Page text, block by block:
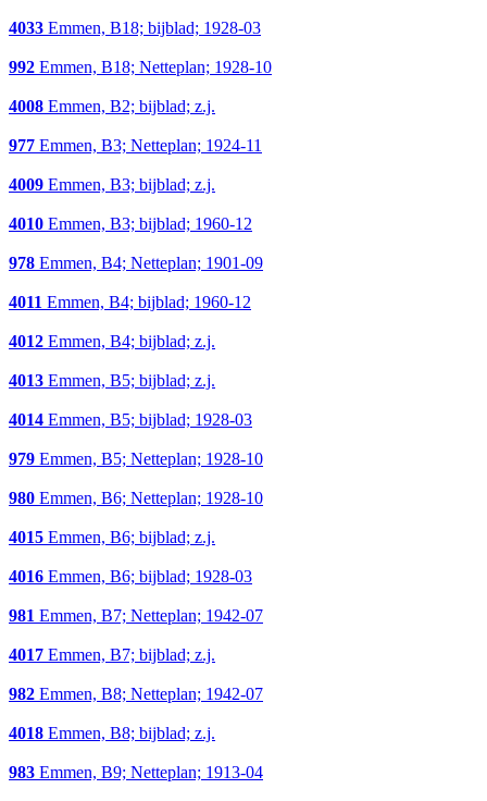
4033 Emmen, B18; bijblad; 1928-03
992 Emmen, B18; Netteplan; 1928-10
4008 Emmen, B2; bijblad; z.j.
977 Emmen, B3; Netteplan; 1924-11
4009 Emmen, B3; bijblad; z.j.
4010 Emmen, B3; bijblad; 1960-12
978 Emmen, B4; Netteplan; 1901-09
4011 Emmen, B4; bijblad; 1960-12
4012 Emmen, B4; bijblad; z.j.
4013 Emmen, B5; bijblad; z.j.
4014 Emmen, B5; bijblad; 1928-03
979 Emmen, B5; Netteplan; 1928-10
980 Emmen, B6; Netteplan; 1928-10
4015 Emmen, B6; bijblad; z.j.
4016 Emmen, B6; bijblad; 1928-03
981 Emmen, B7; Netteplan; 1942-07
4017 Emmen, B7; bijblad; z.j.
982 Emmen, B8; Netteplan; 1942-07
4018 Emmen, B8; bijblad; z.j.
983 Emmen, B9; Netteplan; 1913-04